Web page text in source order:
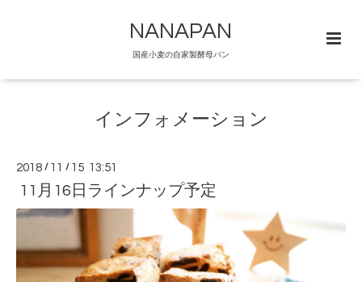
NANAPAN
国産小麦の自家製酵母パン
インフォメーション
2018 / 11 / 15 13:51
11月16日ラインナップ予定